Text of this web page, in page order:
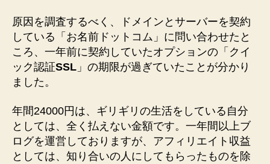
の
原因を調査するべく、ドメインとサーバーを契約
している「お名前ドットコム」に問い合わせたと
ころ、一年前に契約していたオプションの「クイ
ック認証SSL 」の期限が過ぎていたことが分かり
ました。
年間24000円は、ギリギリの生活をしている自分
としては、全く払えない金額です。一年間以上ブ
ログを運営しておりますが、アフィリエイト収益
としては、知り合いの人にしてもらったものを除